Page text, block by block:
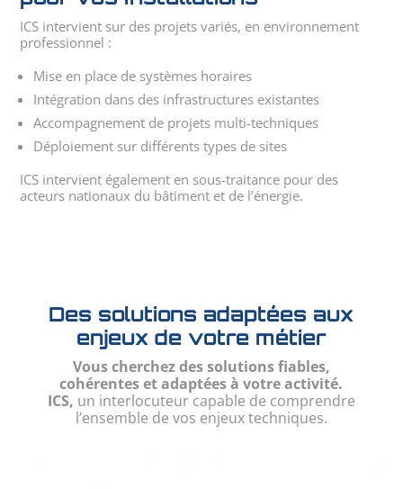
ICS intervient sur des projets variés, en environnement
professionnel :
Mise en place de systèmes horaires
Intégration dans des infrastructures existantes
Accompagnement de projets multi-techniques
Déploiement sur différents types de sites
ICS intervient également en sous-traitance pour des
acteurs nationaux du bâtiment et de l’énergie.
Des solutions adaptées aux
enjeux de votre métier
Vous cherchez des solutions fiables,
cohérentes et adaptées à votre activité.
ICS, un interlocuteur capable de comprendre
l’ensemble de vos enjeux techniques.